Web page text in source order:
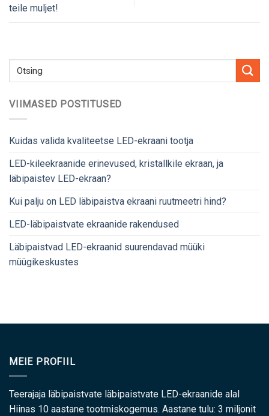
teile muljet!
VIIMASED POSTITUSED
Kuidas valida kvaliteetse LED-ekraani tootja
LED-kileekraanide erinevused, kristallkile ekraan, ja
läbipaistev LED-ekraan?
Kui palju on LED läbipaistva ekraani ruutmeetri hind?
LED-läbipaistvate ekraanide rakendused
Läbipaistvad LED-ekraanid suurendavad müüki
müügikeskustes
MEIE PROFIIL
Teerajaja läbipaistvate läbipaistvate LED-ekraanide alal
Hiinas 10 aastane tootmiskogemus. Aastane tulu: 3 miljonit